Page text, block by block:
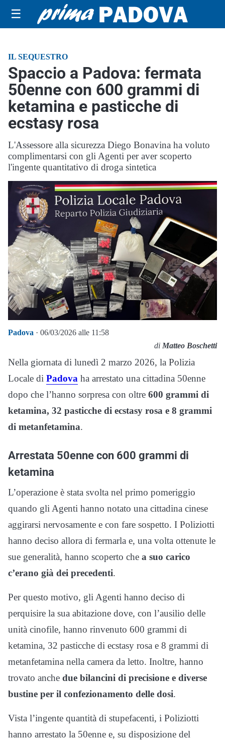
☰
IL SEQUESTRO
Spaccio a Padova: fermata
50enne con 600 grammi di
ketamina e pasticche di
ecstasy rosa
L'Assessore alla sicurezza Diego Bonavina ha voluto
complimentarsi con gli Agenti per aver scoperto
l'ingente quantitativo di droga sintetica
Padova · 06/03/2026 alle 11:58
di Matteo Boschetti
Nella giornata di lunedì 2 marzo 2026, la Polizia
Locale di Padova ha arrestato una cittadina 50enne
dopo che l’hanno sorpresa con oltre 600 grammi di
ketamina, 32 pasticche di ecstasy rosa e 8 grammi
di metanfetamina.
Arrestata 50enne con 600 grammi di
ketamina
L’operazione è stata svolta nel primo pomeriggio
quando gli Agenti hanno notato una cittadina cinese
aggirarsi nervosamente e con fare sospetto. I Poliziotti
hanno deciso allora di fermarla e, una volta ottenute le
sue generalità, hanno scoperto che a suo carico
c’erano già dei precedenti.
Per questo motivo, gli Agenti hanno deciso di
perquisire la sua abitazione dove, con l’ausilio delle
unità cinofile, hanno rinvenuto 600 grammi di
ketamina, 32 pasticche di ecstasy rosa e 8 grammi di
metanfetamina nella camera da letto. Inoltre, hanno
trovato anche due bilancini di precisione e diverse
bustine per il confezionamento delle dosi.
Vista l’ingente quantità di stupefacenti, i Poliziotti
hanno arrestato la 50enne e, su disposizione del